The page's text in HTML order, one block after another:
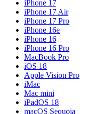
iPhone 17
iPhone 17 Air
iPhone 17 Pro
iPhone 16e
iPhone 16
iPhone 16 Pro
MacBook Pro
iOS 18
Apple Vision Pro
iMac
Mac mini
iPadOS 18
macOS Sequoia